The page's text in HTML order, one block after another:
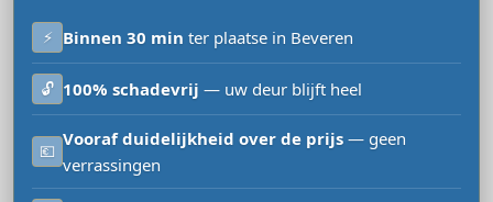
⚡ Binnen 30 min ter plaatse in Beveren
🔓 100% schadevrij — uw deur blijft heel
💶
Vooraf duidelijkheid over de prijs — geen
verrassingen